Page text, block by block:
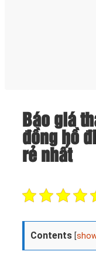
Báo giá
đồng hồ
rẻ nhất
Contents [